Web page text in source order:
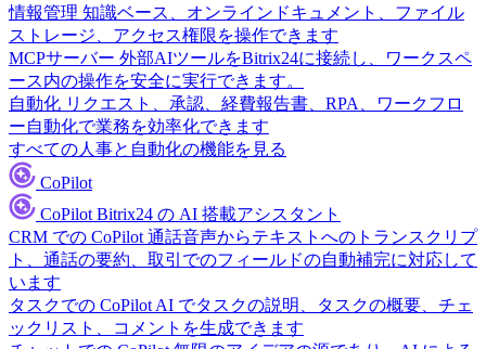
情報管理 知識ベース、オンラインドキュメント、ファイル
ストレージ、アクセス権限を操作できます
MCPサーバー 外部AIツールをBitrix24に接続し、ワークスペ
ース内の操作を安全に実行できます。
自動化 リクエスト、承認、経費報告書、RPA、ワークフロ
ー自動化で業務を効率化できます
すべての人事と自動化の機能を見る
CoPilot
CoPilot Bitrix24 の AI 搭載アシスタント
CRM での CoPilot 通話音声からテキストへのトランスクリプ
ト、通話の要約、取引でのフィールドの自動補完に対応して
います
タスクでの CoPilot AI でタスクの説明、タスクの概要、チェ
ックリスト、コメントを生成できます